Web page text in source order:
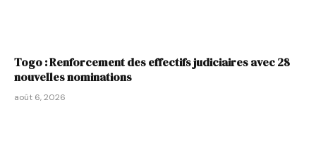
Togo : Renforcement des effectifs judiciaires avec 28
nouvelles nominations
août 6, 2026